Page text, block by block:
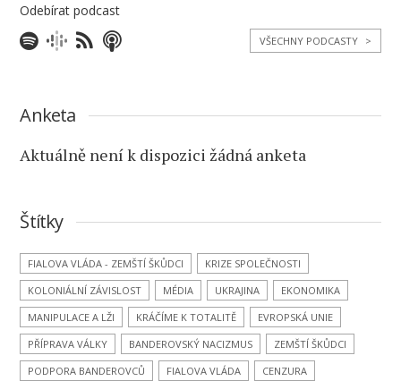
Odebírat podcast
VŠECHNY PODCASTY >
Anketa
Aktuálně není k dispozici žádná anketa
Štítky
FIALOVA VLÁDA - ZEMŠTÍ ŠKŮDCI
KRIZE SPOLEČNOSTI
KOLONIÁLNÍ ZÁVISLOST
MÉDIA UKRAJINA
EKONOMIKA
MANIPULACE A LŽI
KRÁČÍME K TOTALITĚ
EVROPSKÁ UNIE
PŘÍPRAVA VÁLKY
BANDEROVSKÝ NACIZMUS
ZEMŠTÍ ŠKŮDCI
PODPORA BANDEROVCŮ
FIALOVA VLÁDA
CENZURA